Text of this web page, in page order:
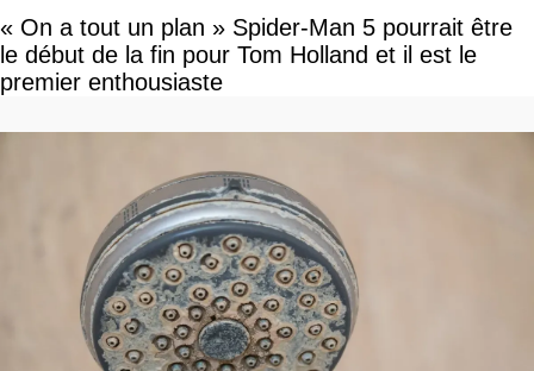
« On a tout un plan » Spider-Man 5 pourrait être
le début de la fin pour Tom Holland et il est le
premier enthousiaste